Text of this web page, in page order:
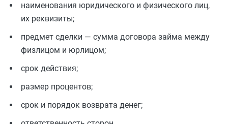
наименования юридического и физического лиц,
их реквизиты;
предмет сделки — сумма договора займа между
физлицом и юрлицом;
срок действия;
размер процентов;
срок и порядок возврата денег;